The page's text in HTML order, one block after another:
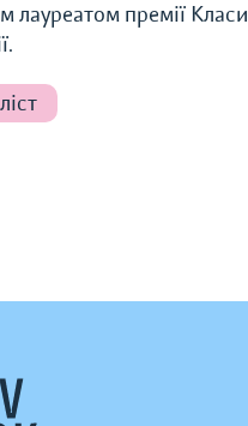
лауреатом премії